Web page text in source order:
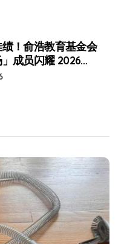
！俞浩教育基金会
」成员闪耀 2026
器人世界杯